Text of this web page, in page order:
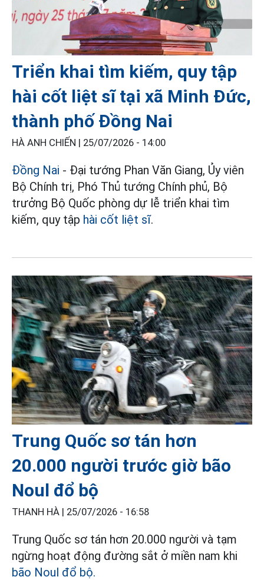
Triển khai tìm kiếm, quy tập
hài cốt liệt sĩ tại xã Minh Đức,
thành phố Đồng Nai
HÀ ANH CHIẾN | 25/07/2026 - 14:00
Đồng Nai - Đại tướng Phan Văn Giang, Ủy viên
Bộ Chính trị, Phó Thủ tướng Chính phủ, Bộ
trưởng Bộ Quốc phòng dự lễ triển khai tìm
kiếm, quy tập hài cốt liệt sĩ.
Trung Quốc sơ tán hơn
20.000 người trước giờ bão
Noul đổ bộ
THANH HÀ | 25/07/2026 - 16:58
Trung Quốc sơ tán hơn 20.000 người và tạm
ngừng hoạt động đường sắt ở miền nam khi
bão Noul đổ bộ.